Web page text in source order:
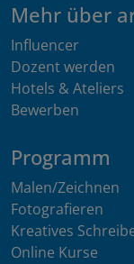
Mehr über
Influencer
Dozent werden
Hotels & Ateliers
Bewerben
Programm
Malen/Zeichnen
Fotografieren
Kreatives
Online Kurse